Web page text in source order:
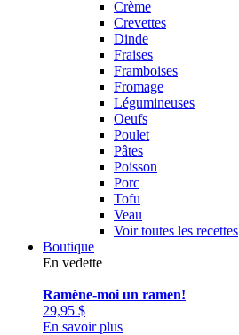
Crème
Crevettes
Dinde
Fraises
Framboises
Fromage
Légumineuses
Oeufs
Poulet
Pâtes
Poisson
Porc
Tofu
Veau
Voir toutes les recettes
Boutique
En vedette
Ramène-moi un ramen!
29,95 $
En savoir plus